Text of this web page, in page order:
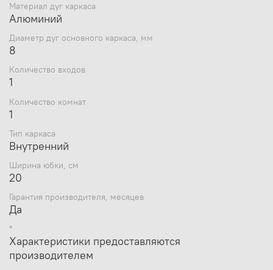
ст.
Геометрия
Материал тента
Oxford
Пол палатки
Пропитка тента
Вес в max комплектации, кг
Габариты внешней палатки/
тента, ДхШхВ, см
каркаса, мм
8
Количество входов
Количество комнат
Конструкция палатки
Трехслойная с юбкой
Тип каркаса
Материал дуг каркаса
Алюминий
Диаметр дуг основного каркаса, мм
8
Количество входов
1
Количество комнат
1
Тип каркаса
Внутренний
Ширина юбки, см
20
Гарантия производителя, месяцев
Да
*
Характеристики предоставляются
производителем